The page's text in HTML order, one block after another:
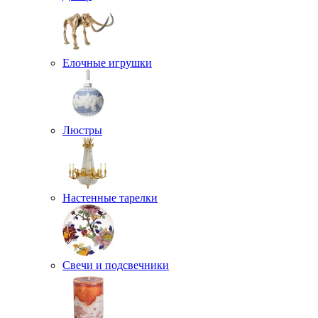
Елочные игрушки
Люстры
Настенные тарелки
Свечи и подсвечники